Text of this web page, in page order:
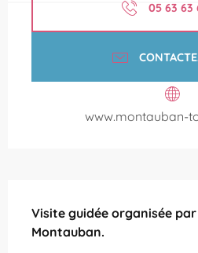
05 63 63
www.montauban-
Visite guidée organisée par
Montauban.